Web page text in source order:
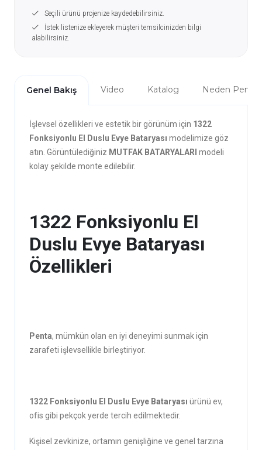
Seçili ürünü projenize kaydedebilirsiniz.
İstek listenize ekleyerek müşteri temsilcinizden bilgi
alabilirsiniz.
Genel Bakış Video Katalog Neden Penta?
İşlevsel özellikleri ve estetik bir görünüm için 1322
Fonksiyonlu El Duslu Evye Bataryası modelimize göz
atın. Görüntülediğiniz MUTFAK BATARYALARI modeli
kolay şekilde monte edilebilir.
1322 Fonksiyonlu El
Duslu Evye Bataryası
Özellikleri
Penta, mümkün olan en iyi deneyimi sunmak için
zarafeti işlevsellikle birleştiriyor.
1322 Fonksiyonlu El Duslu Evye Bataryası ürünü ev,
ofis gibi pekçok yerde tercih edilmektedir.
Kişisel zevkinize, ortamın genişliğine ve genel tarzına